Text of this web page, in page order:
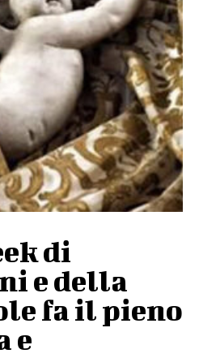
di
e della
fa il pieno
e